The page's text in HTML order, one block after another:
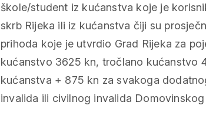
škole/student iz kućanstva koje je
skrb Rijeka ili iz kućanstva čiji su
prihoda koje je utvrdio Grad Rijeka za
kućanstvo 3625 kn, tročlano kućanstvo
kućanstva + 875 kn za svakoga
invalida ili civilnog invalida Domovinskog